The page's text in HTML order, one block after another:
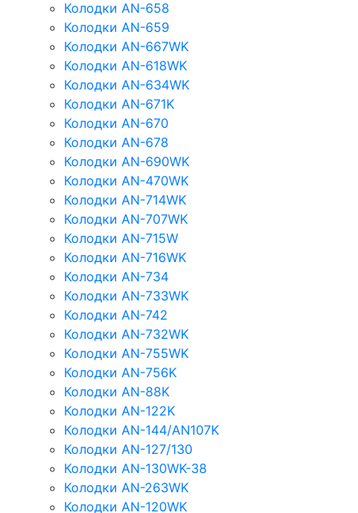
Колодки AN-658
Колодки AN-659
Колодки AN-667WK
Колодки AN-618WK
Колодки AN-634WK
Колодки AN-671K
Колодки AN-670
Колодки AN-678
Колодки AN-690WK
Колодки AN-470WK
Колодки AN-714WK
Колодки AN-707WK
Колодки AN-715W
Колодки AN-716WK
Колодки AN-734
Колодки AN-733WK
Колодки AN-742
Колодки AN-732WK
Колодки AN-755WK
Колодки AN-756K
Колодки AN-88K
Колодки AN-122K
Колодки AN-144/AN107K
Колодки AN-127/130
Колодки AN-130WK-38
Колодки AN-263WK
Колодки AN-120WK